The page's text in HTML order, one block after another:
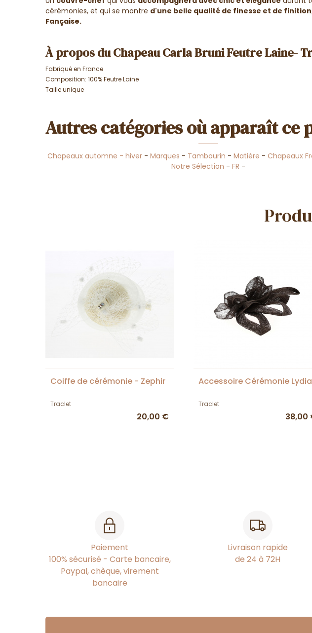
cérémonies, et qui se montre d'une belle qualité de finesse et de
Fançaise.
À propos du Chapeau Carla Bruni Feutre Laine-
Fabriqué en France
Composition: 100% Feutre Laine
Taille unique
Autres catégories où apparaît ce
Chapeaux automne - hiver -Marques - Tambourin -Matière -Chapeaux
Notre Sélection - FR -
Coiffe de cérémonie - Zephir
Traclet
20,00 €
Accessoire Cérémonie Lydia
Traclet
38,00
Paiement
100% sécurisé - Carte bancaire,
Paypal, chèque, virement
bancaire
Livraison rapide
de 24 à 72H